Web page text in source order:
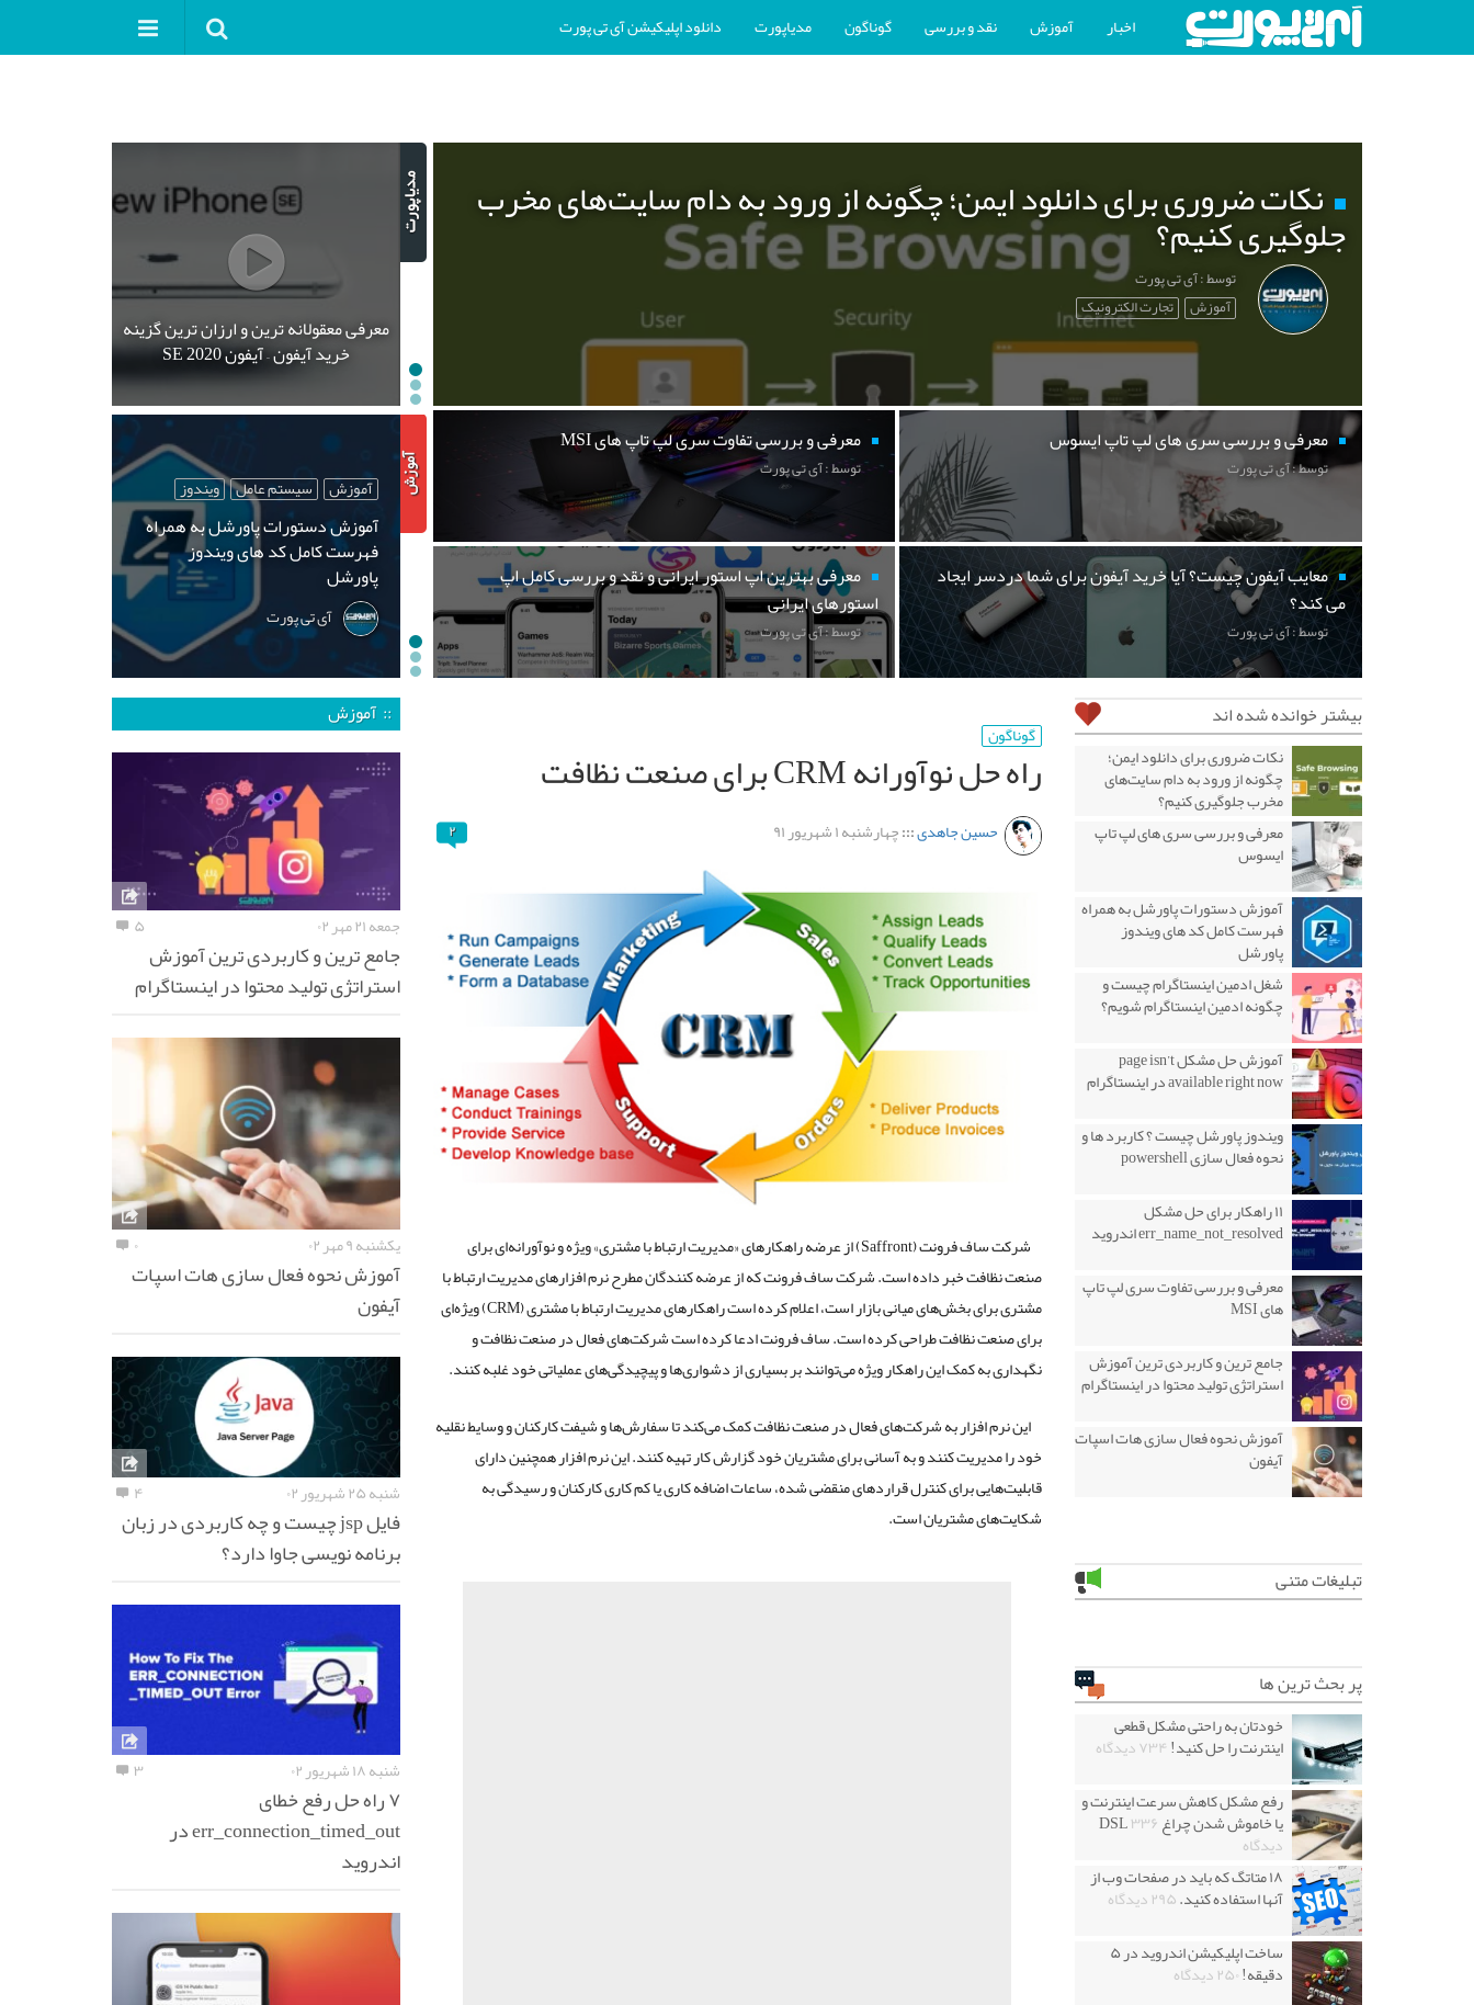
اخبار آموزش نقد و بررسی گوناگون مدیاپورت دانلود اپلیکیشن آی تی پورت
نکات ضروری برای دانلود ایمن؛ چگونه از ورود به دام سایت‌های مخرب
جلوگیری کنیم؟
توسط : آی تی پورت
آموزش تجارت الکترونیک
معرفی و بررسی سری های لپ تاپ ایسوس
توسط : آی تی پورت
معرفی و بررسی تفاوت سری لپ تاپ های MSI
توسط : آی تی پورت
معایب آیفون چیست؟ آیا خرید آیفون برای شما دردسر ایجاد
می کند؟
توسط : آی تی پورت
معرفی بهترین اپ استور ایرانی و نقد و بررسی کامل اپ
استورهای ایرانی
توسط : آی تی پورت
معرفی معقولانه ترین و ارزان ترین گزینه
خرید آیفون – آیفون SE 2020
آموزش سیستم عامل ویندوز
آموزش دستورات پاورشل به همراه
فهرست کامل کد های ویندوز
پاورشل
آی تی پورت
گوناگون
راه حل نوآورانه CRM برای صنعت نظافت
حسین جاهدی:::چهارشنبه ۱ شهریور ۹۱ ۲
شرکت ساف فرونت (Saffront) از عرضه راهکارهای «مدیریت ارتباط با مشتری» ویژه و نوآورانه‌ای برای
صنعت نظافت خبر داده است. شرکت ساف فرونت که از عرضه کنندگان مطرح نرم افزارهای مدیریت ارتباط با
مشتری برای بخش‌های میانی بازار است، اعلام کرده است راهکارهای مدیریت ارتباط با مشتری (CRM) ویژه‌ای
برای صنعت نظافت طراحی کرده است. ساف فرونت ادعا کرده است شرکت‌های فعال در صنعت نظافت و
نگهداری به کمک این راهکار ویژه می‌توانند بر بسیاری از دشواری‌ها و پیچیدگی‌های عملیاتی خود غلبه کنند.
این نرم افزار به شرکت‌های فعال در صنعت نظافت کمک می‌کند تا سفارش‌ها و شیفت کارکنان و وسایط نقلیه
خود را مدیریت کنند و به آسانی برای مشتریان خود گزارش کار تهیه کنند. این نرم افزار همچنین دارای
قابلیت‌هایی برای کنترل قراردهای منقضی شده، ساعات اضافه کاری یا کم کاری کارکنان و رسیدگی به
شکایت‌های مشتریان است.
بیشتر خوانده شده اند
نکات ضروری برای دانلود ایمن؛
چگونه از ورود به دام سایت‌های
مخرب جلوگیری کنیم؟
معرفی و بررسی سری های لپ تاپ
ایسوس
آموزش دستورات پاورشل به همراه
فهرست کامل کد های ویندوز
پاورشل
شغل ادمین اینستاگرام چیست و
چگونه ادمین اینستاگرام شویم؟
آموزش حل مشکل page isn’t
available right now در اینستاگرام
ویندوز پاورشل چیست ؟ کاربرد ها و
نحوه فعال سازی powershell
۱۱ راهکار برای حل مشکل
err_name_not_resolved اندروید
معرفی و بررسی تفاوت سری لپ تاپ
های MSI
جامع ترین و کاربردی ترین آموزش
استراتژی تولید محتوا در اینستاگرام
آموزش نحوه فعال سازی هات اسپات
آیفون
تبلیغات متنی
پر بحث ترین ها
خودتان به راحتی مشکل قطعی
اینترنت را حل کنید!۷۳۴ دیدگاه
رفع مشکل کاهش سرعت اینترنت و
یا خاموش شدن چراغ DSL۳۳۶
دیدگاه
۱۸ متاتگ که باید در صفحات وب از
آنها استفاده کنید.۲۹۵ دیدگاه
ساخت اپلیکیشن اندروید در ۵
دقیقه!۲۵۰ دیدگاه
:: آموزش
جمعه ۲۱ مهر ۰۲ ۵
جامع ترین و کاربردی ترین آموزش
استراتژی تولید محتوا در اینستاگرام
یکشنبه ۹ مهر ۰۲ ۰
آموزش نحوه فعال سازی هات اسپات
آیفون
شنبه ۲۵ شهریور ۰۲ ۴
فایل jsp چیست و چه کاربردی در زبان
برنامه نویسی جاوا دارد؟
شنبه ۱۸ شهریور ۰۲ ۳
۷ راه حل رفع خطای
err_connection_timed_out در
اندروید